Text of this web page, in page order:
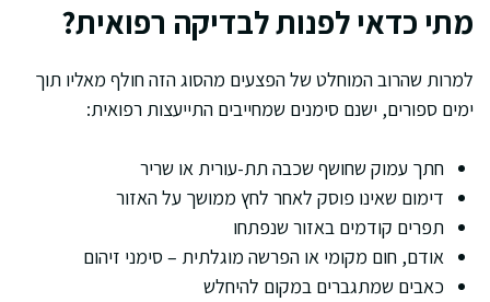
מתי כדאי לפנות לבדיקה רפואית?
למרות שהרוב המוחלט של הפצעים מהסוג הזה חולף מאליו תוך
ימים ספורים, ישנם סימנים שמחייבים התייעצות רפואית:
חתך עמוק שחושף שכבה תת-עורית או שריר
דימום שאינו פוסק לאחר לחץ ממושך על האזור
תפרים קודמים באזור שנפתחו
אודם, חום מקומי או הפרשה מוגלתית – סימני זיהום
כאבים שמתגברים במקום להיחלש